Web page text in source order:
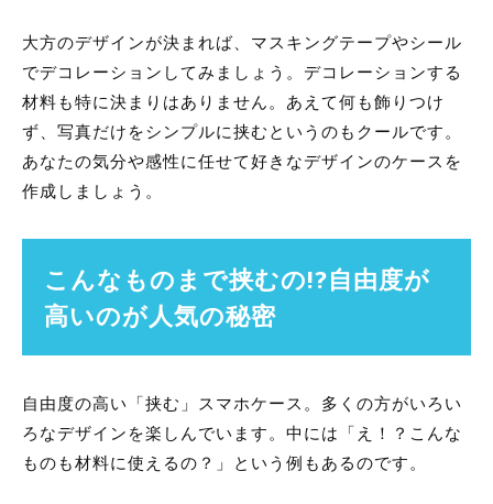
大方のデザインが決まれば、マスキングテープやシール
でデコレーションしてみましょう。デコレーションする
材料も特に決まりはありません。あえて何も飾りつけ
ず、写真だけをシンプルに挟むというのもクールです。
あなたの気分や感性に任せて好きなデザインのケースを
作成しましょう。
こんなものまで挟むの!?自由度が
高いのが人気の秘密
自由度の高い「挟む」スマホケース。多くの方がいろい
ろなデザインを楽しんでいます。中には「え！？こんな
ものも材料に使えるの？」という例もあるのです。